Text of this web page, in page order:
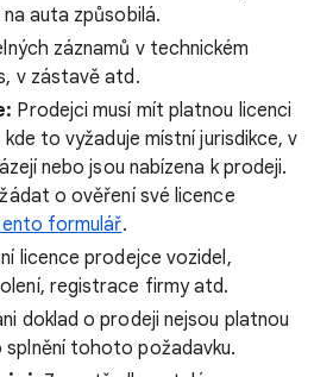
auta způsobilá.
záznamů v technickém
v zástavě atd.
Prodejci musí mít platnou licenci
to vyžaduje místní jurisdikce, v
nebo jsou nabízena k prodeji.
o ověření své licence
formulář.
licence prodejce vozidel,
registrace firmy atd.
doklad o prodeji nejsou platnou
tohoto požadavku.